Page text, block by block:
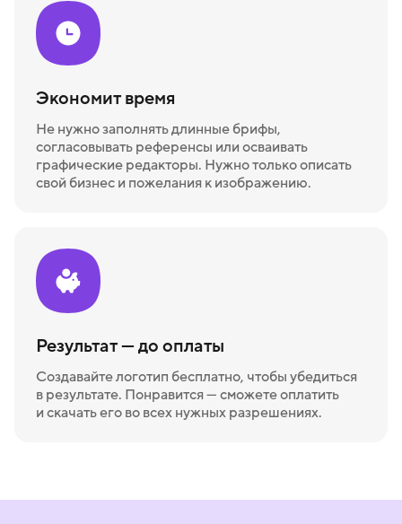
Экономит время
Не нужно заполнять длинные брифы,
согласовывать референсы или осваивать
графические редакторы. Нужно только описать
свой бизнес и пожелания к изображению.
Результат — до оплаты
Создавайте логотип бесплатно, чтобы убедиться
в результате. Понравится — сможете оплатить
и скачать его во всех нужных разрешениях.